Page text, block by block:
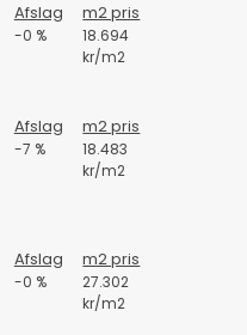
Afslag m2 pris
-0 %
18.694
kr/m2
Afslag m2 pris
-7 %
18.483
kr/m2
Afslag m2 pris
-0 %
27.302
kr/m2